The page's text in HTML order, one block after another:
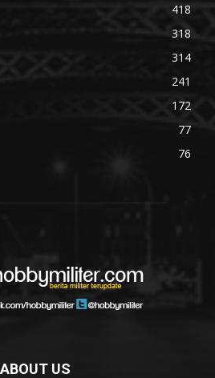
418
318
314
241
172
77
76
ABOUT US